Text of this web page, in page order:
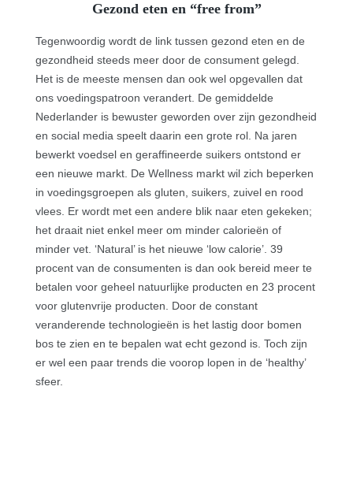
Gezond eten en “free from”
Tegenwoordig wordt de link tussen gezond eten en de
gezondheid steeds meer door de consument gelegd.
Het is de meeste mensen dan ook wel opgevallen dat
ons voedingspatroon verandert. De gemiddelde
Nederlander is bewuster geworden over zijn gezondheid
en social media speelt daarin een grote rol. Na jaren
bewerkt voedsel en geraffineerde suikers ontstond er
een nieuwe markt. De Wellness markt wil zich beperken
in voedingsgroepen als gluten, suikers, zuivel en rood
vlees. Er wordt met een andere blik naar eten gekeken;
het draait niet enkel meer om minder calorieën of
minder vet. ‘Natural’ is het nieuwe ‘low calorie’. 39
procent van de consumenten is dan ook bereid meer te
betalen voor geheel natuurlijke producten en 23 procent
voor glutenvrije producten. Door de constant
veranderende technologieën is het lastig door bomen
bos te zien en te bepalen wat echt gezond is. Toch zijn
er wel een paar trends die voorop lopen in de ‘healthy’
sfeer.